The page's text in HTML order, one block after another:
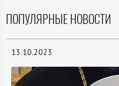
ПОПУЛЯРНЫЕ НОВОСТИ
13.10.2023